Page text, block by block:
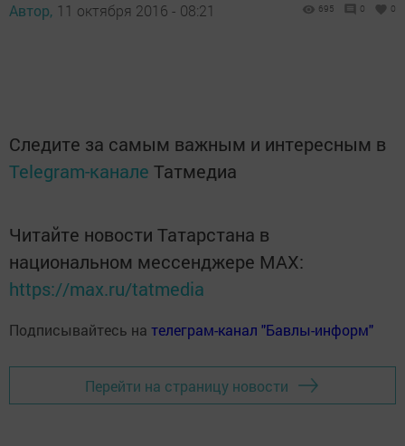
Автор, 11 октября 2016 - 08:21 695 0 0
Следите за самым важным и интересным в
Telegram-канале Татмедиа
Читайте новости Татарстана в
национальном мессенджере MАХ:
https://max.ru/tatmedia
Подписывайтесь на телеграм-канал "Бавлы-информ"
Перейти на страницу новости